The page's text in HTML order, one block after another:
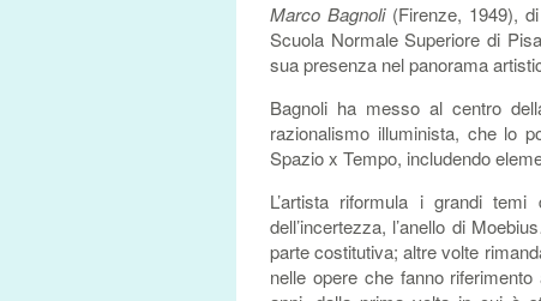
Marco Bagnoli(Firenze, 1949),
Scuola Normale Superiore di
sua presenza nel panorama
Bagnoli ha messo al centro
razionalismo illuminista, che lo
Spazio x Tempo, includendo
L’artista riformula i grandi
dell’incertezza, l’anello di
parte costitutiva; altre volte
nelle opere che fanno